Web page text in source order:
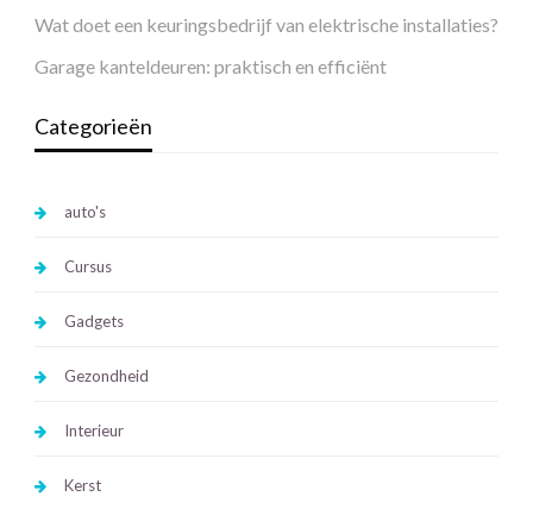
Wat doet een keuringsbedrijf van elektrische installaties?
Garage kanteldeuren: praktisch en efficiënt
Categorieën
auto's
Cursus
Gadgets
Gezondheid
Interieur
Kerst